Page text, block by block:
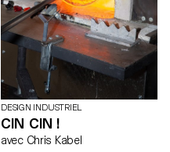
d’étude appliqués pour
explorer et définir un ensemble
de méthodes de travail
exemplaires, capables
d'informer et d'inspirer les
futurs utilisateurs.
DESIGN INDUSTRIEL
CIN CIN !
avec Chris Kabel